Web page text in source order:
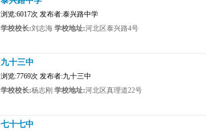
浏览:6017次 发布者:泰兴路中学
学校校长:刘志海 学校地址:河北区泰兴路4号
九十三中
浏览:7769次 发布者:九十三中
学校校长:杨志刚 学校地址:河北区真理道22号
七十七中